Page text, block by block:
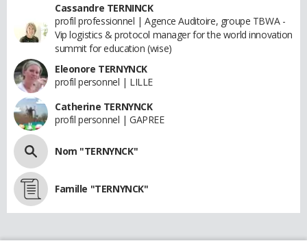
Cassandre TERNINCK
profil professionnel | Agence Auditoire, groupe TBWA -
Vip logistics & protocol manager for the world innovation
summit for education (wise)
Eleonore TERNYNCK
profil personnel | LILLE
Catherine TERNYNCK
profil personnel | GAPREE
Nom "TERNYNCK"
Famille "TERNYNCK"